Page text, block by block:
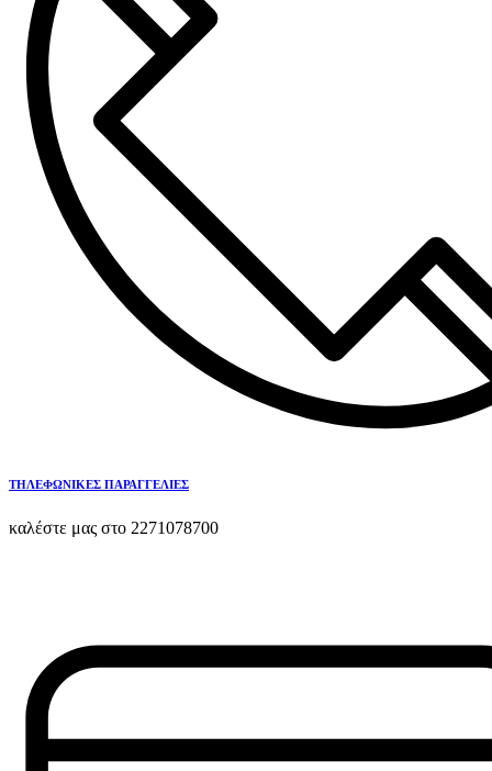
ΤΗΛΕΦΩΝΙΚΕΣ ΠΑΡΑΓΓΕΛΙΕΣ
καλέστε μας στο 2271078700